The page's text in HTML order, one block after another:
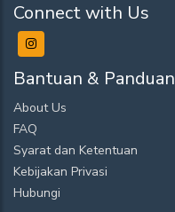
Connect with Us
Bantuan & Panduan
About Us
FAQ
Syarat dan Ketentuan
Kebijakan Privasi
Hubungi